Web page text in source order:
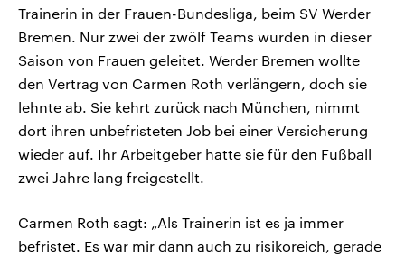
Trainerin in der Frauen-Bundesliga, beim SV Werder
Bremen. Nur zwei der zwölf Teams wurden in dieser
Saison von Frauen geleitet. Werder Bremen wollte
den Vertrag von Carmen Roth verlängern, doch sie
lehnte ab. Sie kehrt zurück nach München, nimmt
dort ihren unbefristeten Job bei einer Versicherung
wieder auf. Ihr Arbeitgeber hatte sie für den Fußball
zwei Jahre lang freigestellt.
Carmen Roth sagt: „Als Trainerin ist es ja immer
befristet. Es war mir dann auch zu risikoreich, gerade